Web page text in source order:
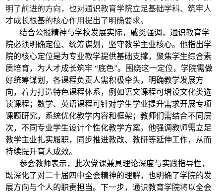
明了前进的方向，也对通识教育学院立足基础学科、筑牢人
才成长根基的核心作用提出了明确要求。
结合公报精神与学校发展实际，戚炎强调，通识教育学
院必须明确定位、统筹谋划，坚守教学主业核心。他指出学
院的核心定位是为专业教学提供基础支撑，聚焦学生综合素
质培育，为人才成长筑牢 “底色”。围绕这一定位，学院需做
好统筹谋划，各课程负责人需积极牵头，明确教学发展方
向，着力打造特色课程体系，例如语文课程可增设文化类选
读课程；数学、英语课程可针对学生学业提升需求开展专项
课题研究，系统优化教学内容和框架；教师们需结合不同层
次，不同专业学生设计个性化教学方案。他强调教师需立足
教学主业扎实履职，同步推进教改、教研等延伸工作，从而
持续提升育人成效。
参会教师表示，此次党课兼具理论深度与实践指导性，
既深化了对二十届四中全会精神的理解，也明确了学院的发
展方向与个人的职责担当。下一步，通识教育学院将以全会